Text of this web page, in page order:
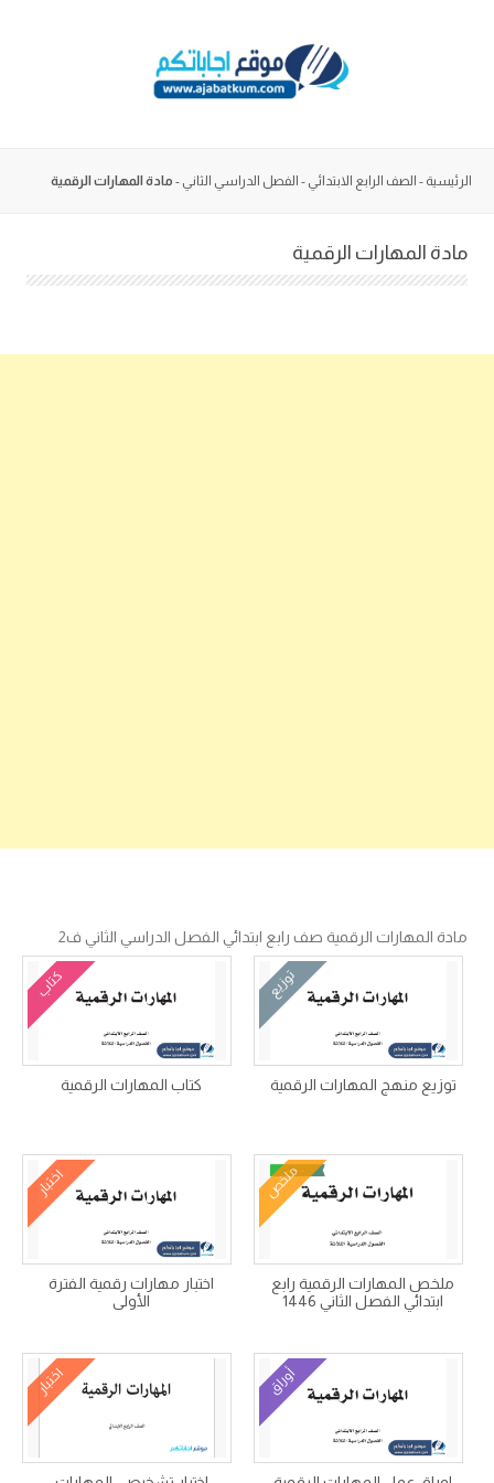
الرئيسية - الصف الرابع الابتدائي - الفصل الدراسي الثاني - مادة المهارات الرقمية
مادة المهارات الرقمية
مادة المهارات الرقمية صف رابع ابتدائي الفصل الدراسي الثاني ف2
توزيع
توزيع منهج المهارات الرقمية
كتاب
كتاب المهارات الرقمية
ملخص
ملخص المهارات الرقمية رابع
ابتدائي الفصل الثاني 1446
اختبار
اختبار مهارات رقمية الفترة
الأولى
أوراق اختبار